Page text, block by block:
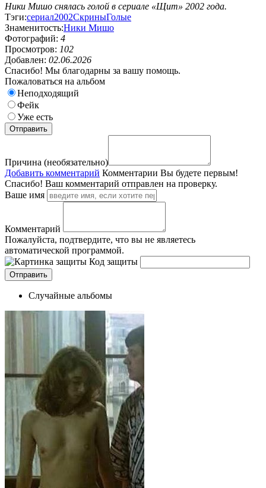
Ники Мишо снялась голой в сериале «Щит» 2002 года.
Тэги:сериал2002СкриныГолые
Знаменитость:Ники Мишо
Фотографий: 4
Просмотров: 102
Добавлен: 02.06.2026
Спасибо! Мы благодарны за вашу помощь.
Пожаловаться на альбом
Неподходящий
Фейк
Уже есть
Причина (необязательно)
Добавить комментарий Комментарии Вы будете первым!
Спасибо! Ваш комментарий отправлен на проверку.
Ваше имя
Комментарий
Пожалуйста, подтвердите, что вы не являетесь
автоматической программой.
Код защиты
Случайные альбомы